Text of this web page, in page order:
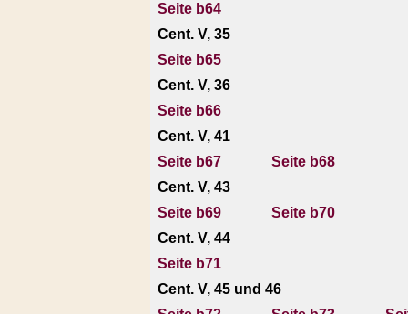
Seite b64
Cent. V, 35
Seite b65
Cent. V, 36
Seite b66
Cent. V, 41
Seite b67
Seite b68
Cent. V, 43
Seite b69
Seite b70
Cent. V, 44
Seite b71
Cent. V, 45 und 46